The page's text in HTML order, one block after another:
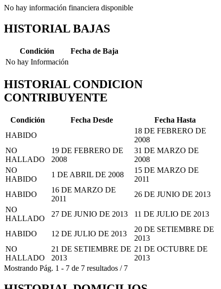
No hay información financiera disponible
HISTORIAL BAJAS
Condición
Fecha de Baja
No hay Información
HISTORIAL CONDICION
CONTRIBUYENTE
Condición Fecha Desde
Fecha Hasta
HABIDO
18 DE FEBRERO DE
2008
NO
HALLADO
19 DE FEBRERO DE
2008
31 DE MARZO DE
2008
NO
HABIDO
1 DE ABRIL DE 2008
15 DE MARZO DE
2011
HABIDO
16 DE MARZO DE
2011
26 DE JUNIO DE 2013
NO
HALLADO
27 DE JUNIO DE 2013 11 DE JULIO DE 2013
HABIDO 12 DE JULIO DE 2013
20 DE SETIEMBRE DE
2013
NO
HALLADO
21 DE SETIEMBRE DE
2013
21 DE OCTUBRE DE
2013
Mostrando Pág. 1 - 7 de 7 resultados / 7